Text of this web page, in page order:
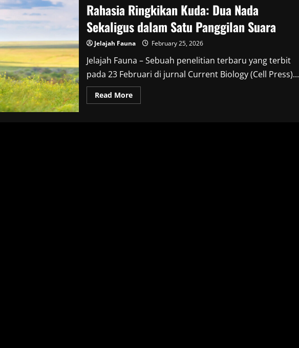
Rahasia Ringkikan Kuda: Dua Nada
Sekaligus dalam Satu Panggilan Suara
Jelajah Fauna February 25, 2026
Jelajah Fauna – Sebuah penelitian terbaru yang terbit
pada 23 Februari di jurnal Current Biology (Cell Press)...
Read MoreRead
more